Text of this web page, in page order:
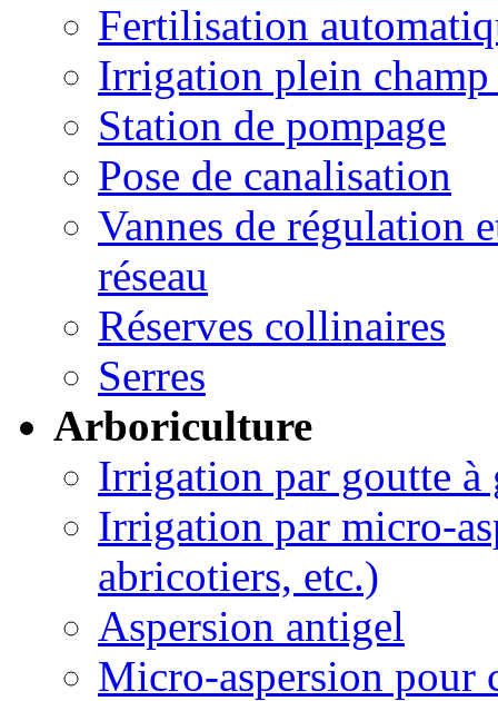
Fertilisation
Irrigation plein champ
Station de pompage
Pose de canalisation
Vannes de régulation
réseau
Réserves collinaires
Serres
Arboriculture
Irrigation par goutte à
Irrigation par micro-
abricotiers, etc.)
Aspersion antigel
Micro-aspersion pour